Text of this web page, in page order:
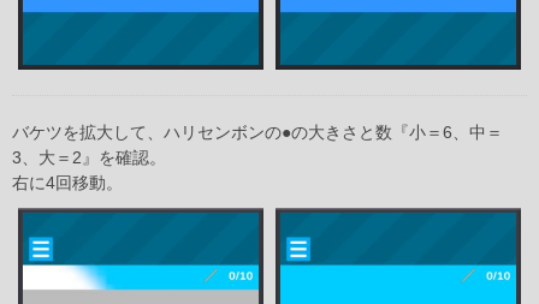
バケツを拡大して、ハリセンボンの●の大きさと数『小＝6、中＝
3、大＝2』を確認。
右に4回移動。